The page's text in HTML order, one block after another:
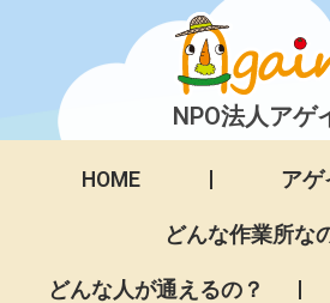
NPO法人アゲ
HOME アゲ
どんな作業所な
どんな人が通えるの？